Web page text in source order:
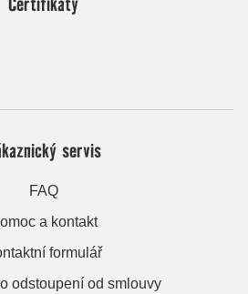
servis
FAQ
a kontakt
formulář
odstoupení od smlouvy